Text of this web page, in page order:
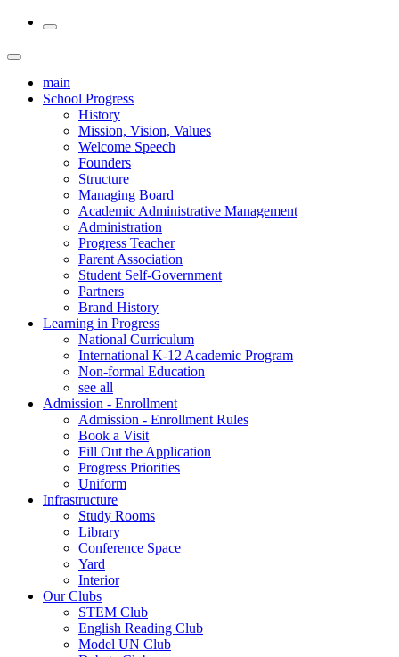
main
School Progress
History
Mission, Vision, Values
Welcome Speech
Founders
Structure
Managing Board
Academic Administrative Management
Administration
Progress Teacher
Parent Association
Student Self-Government
Partners
Brand History
Learning in Progress
National Curriculum
International K-12 Academic Program
Non-formal Education
see all
Admission - Enrollment
Admission - Enrollment Rules
Book a Visit
Fill Out the Application
Progress Priorities
Uniform
Infrastructure
Study Rooms
Library
Conference Space
Yard
Interior
Our Clubs
STEM Club
English Reading Club
Model UN Club